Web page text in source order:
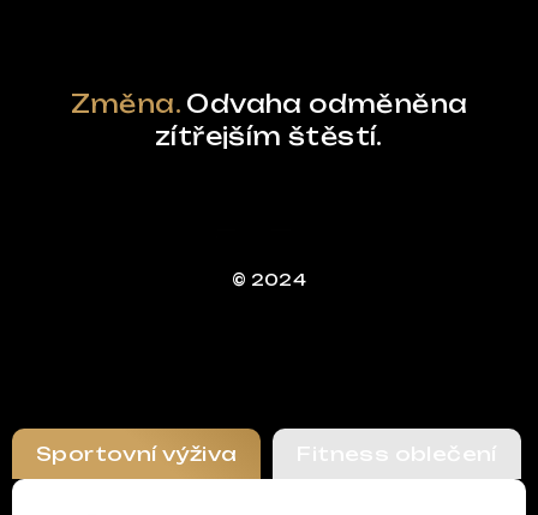
Změna. Odvaha odměněna
zítřejším štěstí.
© 2024
Sportovní výživa Fitness oblečení